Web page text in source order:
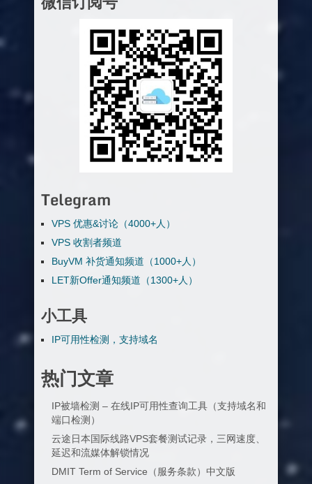
Telegram
VPS 优惠&讨论（4000+人）
VPS 收割者频道
BuyVM 补货通知频道（1000+人）
LET新Offer通知频道（1300+人）
小工具
IP可用性检测，支持域名
热门文章
IP被墙检测 – 在线IP可用性查询工具（支持域名和
端口检测）
云途日本国际线路VPS套餐测试记录，三网速度、
延迟和流媒体解锁情况
DMIT Term of Service（服务条款）中文版